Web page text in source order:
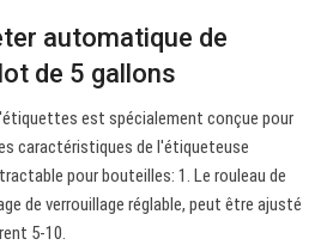
automatique de
de 5 gallons
est spécialement conçue pour
caractéristiques de l'étiqueteuse
pour bouteilles: 1. Le rouleau de
de verrouillage réglable, peut être ajusté
5-10.